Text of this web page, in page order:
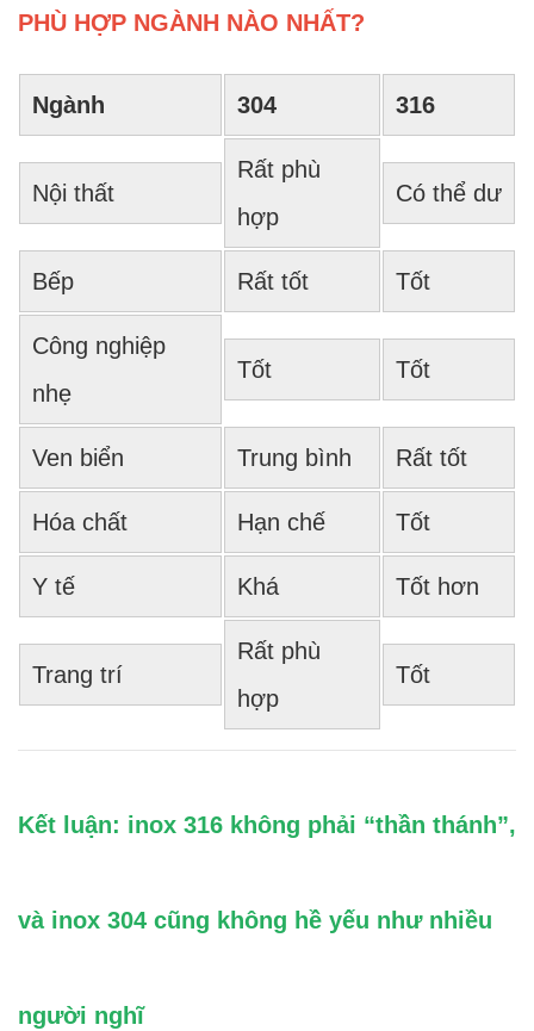
PHÙ HỢP NGÀNH NÀO NHẤT?
Ngành 304 316
Nội thất
Rất phù
hợp
Có thể dư
Bếp Rất tốt Tốt
Công nghiệp
nhẹ
Tốt Tốt
Ven biển Trung bình Rất tốt
Hóa chất Hạn chế Tốt
Y tế Khá Tốt hơn
Trang trí
Rất phù
hợp
Tốt
Kết luận: inox 316 không phải “thần thánh”,
và inox 304 cũng không hề yếu như nhiều
người nghĩ